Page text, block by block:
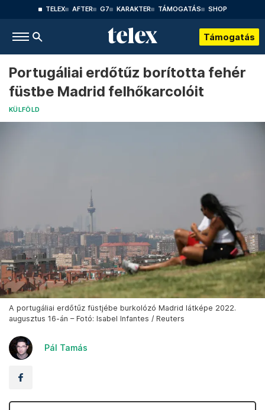
TELEX AFTER G7 KARAKTER TÁMOGATÁS SHOP
Támogatás
Portugáliai erdőtűz borította fehér
füstbe Madrid felhőkarcolóit
KÜLFÖLD
A portugáliai erdőtűz füstjébe burkolózó Madrid látképe 2022.
augusztus 16-án – Fotó: Isabel Infantes / Reuters
Pál Tamás